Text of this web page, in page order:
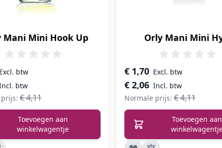
Mani Mini Hook Up
€ 4,11
Toevoegen aan
winkelwagentje
Orly Mani Mini
Speciale prijs
€ 2,06
€ 1,70
Normale prijs: € 4,11
Toevoegen aan